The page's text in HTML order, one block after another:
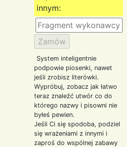
innym:
System inteligentnie
podpowie piosenki, nawet
jeśli zrobisz literówki.
Wypróbuj, zobacz jak łatwo
teraz znaleźć utwór co do
którego nazwy i pisowni nie
byłeś pewien.
Jeśli Ci się spodoba, podziel
się wrażeniami z innymi i
zaproś do wspólnej zabawy